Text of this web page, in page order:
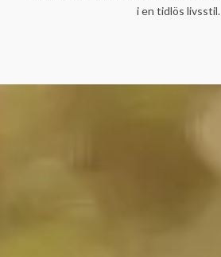
i en tidlös livsstil.